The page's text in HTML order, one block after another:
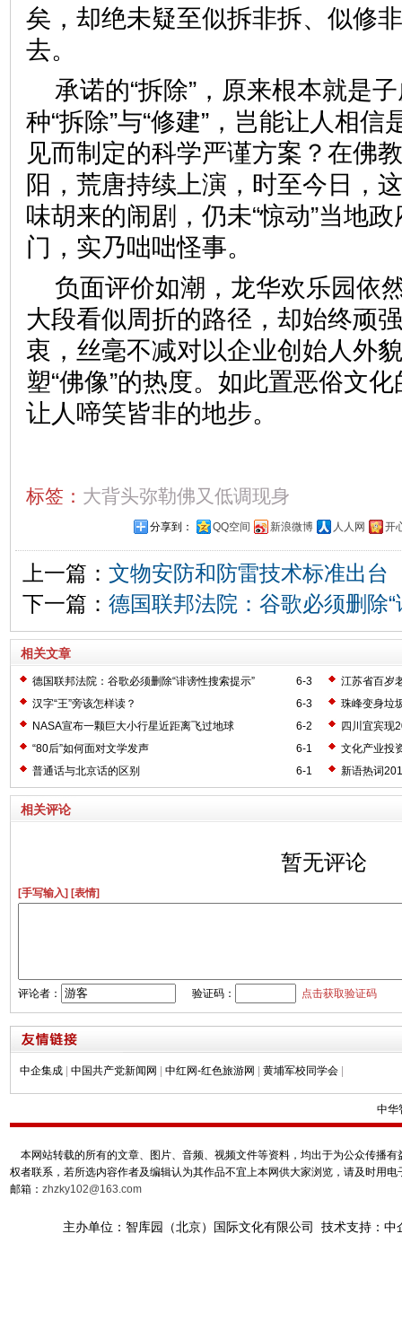
矣，却绝未疑至似拆非拆、似修
去。
承诺的“拆除”，原来根本就是
种“拆除”与“修建”，岂能让人相信
见而制定的科学严谨方案？在佛
阳，荒唐持续上演，时至今日，
味胡来的闹剧，仍未“惊动”当地
门，实乃咄咄怪事。
负面评价如潮，龙华欢乐园依
大段看似周折的路径，却始终顽
衷，丝毫不减对以企业创始人外
塑“佛像”的热度。如此置恶俗文
让人啼笑皆非的地步。
标签： 大背头弥勒佛又低调现身
分享到： QQ空间 新浪微博 人人网 开
上一篇： 文物安防和防雷技术标准出台
下一篇： 德国联邦法院：谷歌必须删除“
相关文章
6-3
德国联邦法院：谷歌必须删除“诽谤性搜索提示”
江苏省百岁
6-3
汉字“王”旁该怎样读？
珠峰变身垃
6-2
NASA宣布一颗巨大小行星近距离飞过地球
四川宜宾现
6-1
“80后”如何面对文学发声
文化产业投
6-1
普通话与北京话的区别 新语热词
相关评论
暂无评论
[手写输入] [表情]
评论者： 验证码： 点击获取验证码
中企集成 | 中国共产党新闻网 | 中红网-红色旅游网 | 黄埔军校同学会 |
中华
本网站转载的所有的文章、图片、音频、视频文件等资料，均出于为公众传播
权者联系，若所选内容作者及编辑认为其作品不宜上本网供大家浏览，请及时用
邮箱： zhzky102@163.com
主办单位：智库园（北京）国际文化有限公司 技术支持：